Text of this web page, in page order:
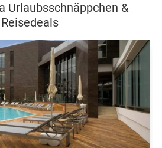
Urlaubsschnäppchen &
Reisedeals